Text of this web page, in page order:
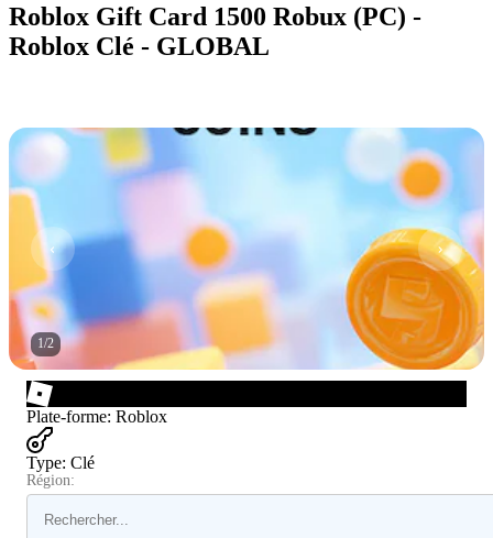
Roblox Gift Card 1500 Robux (PC) -
Roblox Clé - GLOBAL
1/2
Plate-forme: Roblox
Type: Clé
Région: